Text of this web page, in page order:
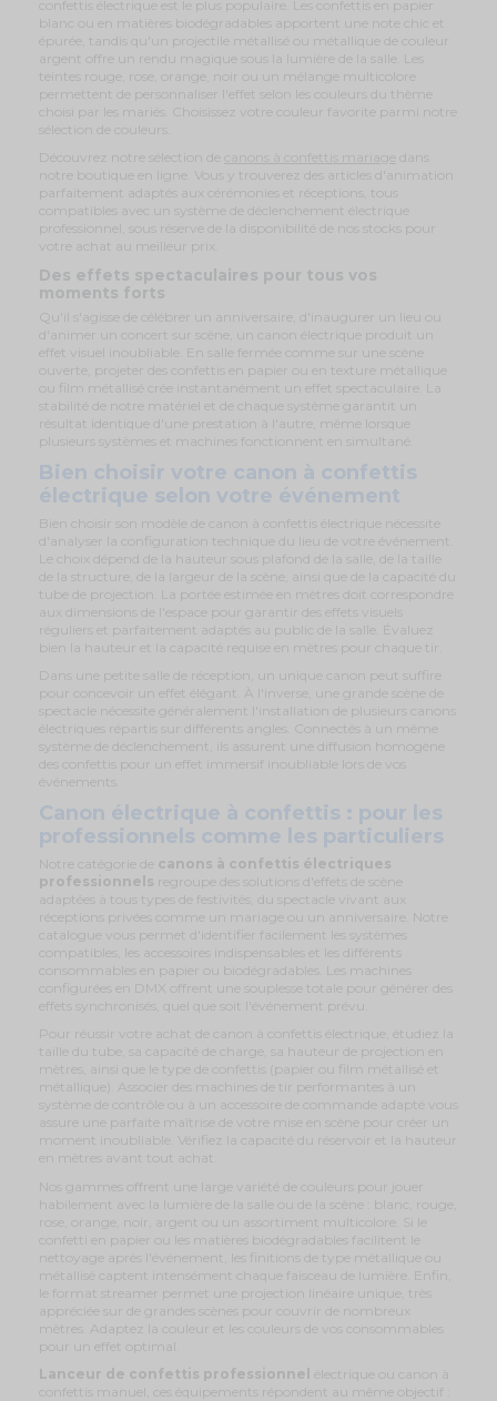
confettis électrique est le plus populaire. Les confettis en papier
blanc ou en matières biodégradables apportent une note chic et
épurée, tandis qu'un projectile métallisé ou métallique de couleur
argent offre un rendu magique sous la lumière de la salle. Les
teintes rouge, rose, orange, noir ou un mélange multicolore
permettent de personnaliser l'effet selon les couleurs du thème
choisi par les mariés. Choisissez votre couleur favorite parmi notre
sélection de couleurs.
Découvrez notre sélection de
canons à confettis mariage
dans
notre boutique en ligne. Vous y trouverez des articles d'animation
parfaitement adaptés aux cérémonies et réceptions, tous
compatibles avec un système de déclenchement électrique
professionnel, sous réserve de la disponibilité de nos stocks pour
votre achat au meilleur prix.
Des effets spectaculaires pour tous vos
moments forts
Qu'il s'agisse de célébrer un anniversaire, d'inaugurer un lieu ou
d'animer un concert sur scène, un canon électrique produit un
effet visuel inoubliable. En salle fermée comme sur une scène
ouverte, projeter des confettis en papier ou en texture métallique
ou film métallisé crée instantanément un effet spectaculaire. La
stabilité de notre matériel et de chaque système garantit un
résultat identique d'une prestation à l'autre, même lorsque
plusieurs systèmes et machines fonctionnent en simultané.
Bien choisir votre canon à confettis
électrique selon votre événement
Bien choisir son modèle de canon à confettis électrique nécessite
d'analyser la configuration technique du lieu de votre événement.
Le choix dépend de la hauteur sous plafond de la salle, de la taille
de la structure, de la largeur de la scène, ainsi que de la capacité du
tube de projection. La portée estimée en mètres doit correspondre
aux dimensions de l'espace pour garantir des effets visuels
réguliers et parfaitement adaptés au public de la salle. Évaluez
bien la hauteur et la capacité requise en mètres pour chaque tir.
Dans une petite salle de réception, un unique canon peut suffire
pour concevoir un effet élégant. À l'inverse, une grande scène de
spectacle nécessite généralement l'installation de plusieurs canons
électriques répartis sur différents angles. Connectés à un même
système de déclenchement, ils assurent une diffusion homogène
des confettis pour un effet immersif inoubliable lors de vos
événements.
Canon électrique à confettis : pour les
professionnels comme les particuliers
Notre catégorie de canons à confettis électriques
professionnels regroupe des solutions d'effets de scène
adaptées à tous types de festivités, du spectacle vivant aux
réceptions privées comme un mariage ou un anniversaire. Notre
catalogue vous permet d'identifier facilement les systèmes
compatibles, les accessoires indispensables et les différents
consommables en papier ou biodégradables. Les machines
configurées en DMX offrent une souplesse totale pour générer des
effets synchronisés, quel que soit l'événement prévu.
Pour réussir votre achat de canon à confettis électrique, étudiez la
taille du tube, sa capacité de charge, sa hauteur de projection en
mètres, ainsi que le type de confettis (papier ou film métallisé et
métallique). Associer des machines de tir performantes à un
système de contrôle ou à un accessoire de commande adapté vous
assure une parfaite maîtrise de votre mise en scène pour créer un
moment inoubliable. Vérifiez la capacité du réservoir et la hauteur
en mètres avant tout achat.
Nos gammes offrent une large variété de couleurs pour jouer
habilement avec la lumière de la salle ou de la scène : blanc, rouge,
rose, orange, noir, argent ou un assortiment multicolore. Si le
confetti en papier ou les matières biodégradables facilitent le
nettoyage après l'événement, les finitions de type métallique ou
métallisé captent intensément chaque faisceau de lumière. Enfin,
le format streamer permet une projection linéaire unique, très
appréciée sur de grandes scènes pour couvrir de nombreux
mètres. Adaptez la couleur et les couleurs de vos consommables
pour un effet optimal.
Lanceur de confettis professionnel électrique ou canon à
confettis manuel, ces équipements répondent au même objectif :